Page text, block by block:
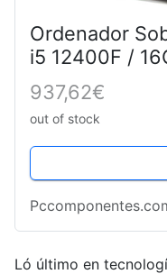
Ordenador
i5 12400F /
RTX 3060
Gaming
937,62€
out of stock
Ló último en